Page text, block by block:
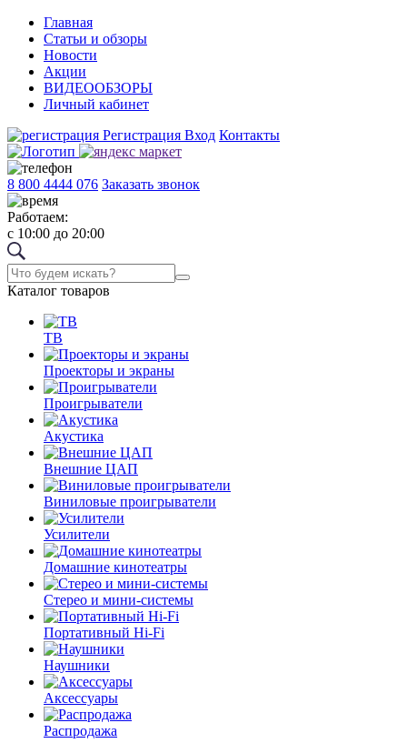
Главная
Статьи и обзоры
Новости
Акции
ВИДЕООБЗОРЫ
Личный кабинет
Регистрация Вход Контакты
8 800 4444 076 Заказать звонок
Работаем:
с 10:00 до 20:00
Каталог товаров
ТВ
Проекторы и экраны
Проигрыватели
Акустика
Внешние ЦАП
Виниловые проигрыватели
Усилители
Домашние кинотеатры
Стерео и мини-системы
Портативный Hi-Fi
Наушники
Аксессуары
Распродажа